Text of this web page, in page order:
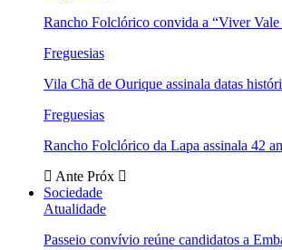
Rancho Folclórico convida a “Viver Vale
Freguesias
Vila Chã de Ourique assinala datas
Freguesias
Rancho Folclórico da Lapa assinala 42
Ante Próx
Sociedade
Atualidade
Passeio convívio reúne candidatos a